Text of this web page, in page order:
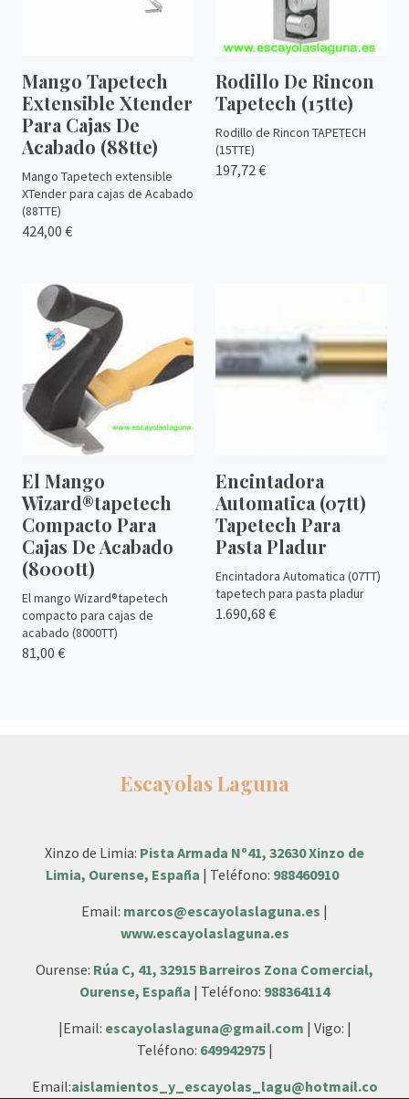
Mango Tapetech
Extensible Xtender
Para Cajas De
Acabado (88tte)
Mango Tapetech extensible
XTender para cajas de Acabado
(88TTE)
424,00 €
Rodillo De Rincon
Tapetech (15tte)
Rodillo de Rincon TAPETECH
(15TTE)
197,72 €
El Mango
Wizard®tapetech
Compacto Para
Cajas De Acabado
(8000tt)
El mango Wizard®tapetech
compacto para cajas de
acabado (8000TT)
81,00 €
Encintadora
Automatica (07tt)
Tapetech Para
Pasta Pladur
Encintadora Automatica (07TT)
tapetech para pasta pladur
1.690,68 €
Escayolas Laguna
Xinzo de Limia: Pista Armada Nº41, 32630 Xinzo de
Limia, Ourense, España | Teléfono: 988460910
Email: marcos@escayolaslaguna.es |
www.escayolaslaguna.es
Ourense: Rúa C, 41, 32915 Barreiros Zona Comercial,
Ourense, España | Teléfono: 988364114
|Email: escayolaslaguna@gmail.com | Vigo: |
Teléfono: 649942975|
Email:aislamientos_y_escayolas_lagu@hotmail.co